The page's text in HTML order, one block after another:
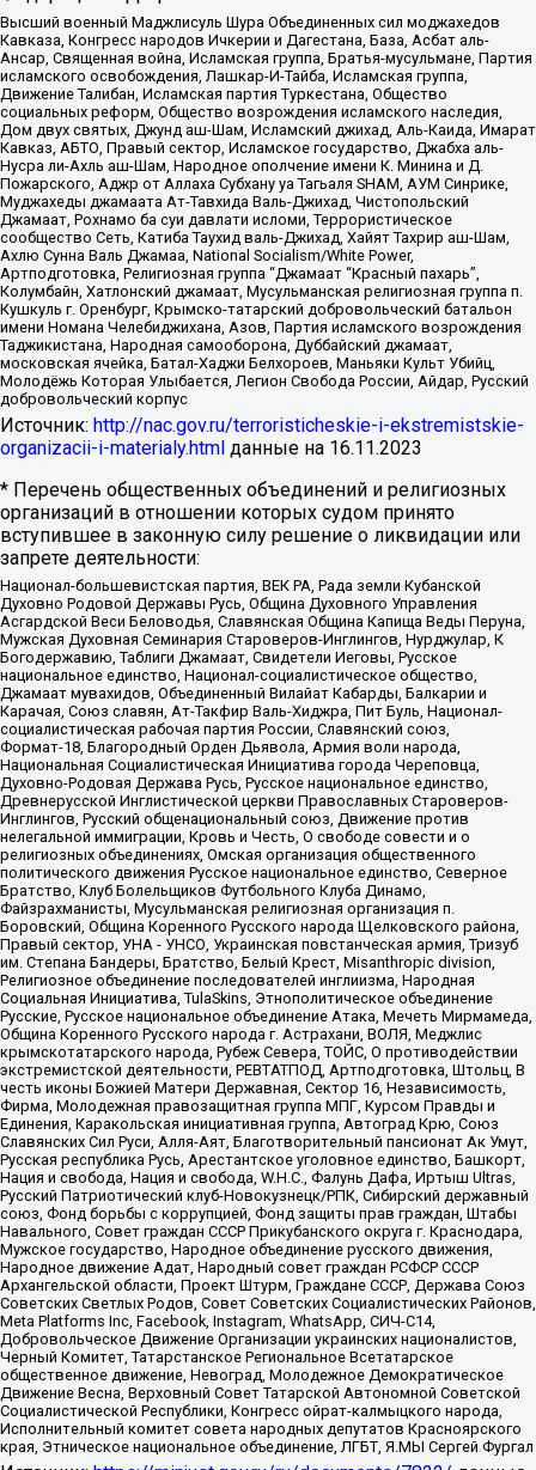
Высший военный Маджлисуль Шура Объединенных сил моджахедов
Кавказа, Конгресс народов Ичкерии и Дагестана, База, Асбат аль-
Ансар, Священная война, Исламская группа, Братья-мусульмане, Партия
исламского освобождения, Лашкар-И-Тайба, Исламская группа,
Движение Талибан, Исламская партия Туркестана, Общество
социальных реформ, Общество возрождения исламского наследия,
Дом двух святых, Джунд аш-Шам, Исламский джихад, Аль-Каида, Имарат
Кавказ, АБТО, Правый сектор, Исламское государство, Джабха аль-
Нусра ли-Ахль аш-Шам, Народное ополчение имени К. Минина и Д.
Пожарского, Аджр от Аллаха Субхану уа Тагьаля SHAM, АУМ Синрике,
Муджахеды джамаата Ат-Тавхида Валь-Джихад, Чистопольский
Джамаат, Рохнамо ба суи давлати исломи, Террористическое
сообщество Сеть, Катиба Таухид валь-Джихад, Хайят Тахрир аш-Шам,
Ахлю Сунна Валь Джамаа, National Socialism/White Power,
Артподготовка, Религиозная группа “Джамаат “Красный пахарь”,
Колумбайн, Хатлонский джамаат, Мусульманская религиозная группа п.
Кушкуль г. Оренбург, Крымско-татарский добровольческий батальон
имени Номана Челебиджихана, Азов, Партия исламского возрождения
Таджикистана, Народная самооборона, Дуббайский джамаат,
московская ячейка, Батал-Хаджи Белхороев, Маньяки Культ Убийц,
Молодёжь Которая Улыбается, Легион Свобода России, Айдар, Русский
добровольческий корпус
Источник: http://nac.gov.ru/terroristicheskie-i-ekstremistskie-
organizacii-i-materialy.html данные на 16.11.2023
* Перечень общественных объединений и религиозных
организаций в отношении которых судом принято
вступившее в законную силу решение о ликвидации или
запрете деятельности:
Национал-большевистская партия, ВЕК РА, Рада земли Кубанской
Духовно Родовой Державы Русь, Община Духовного Управления
Асгардской Веси Беловодья, Славянская Община Капища Веды Перуна,
Мужская Духовная Семинария Староверов-Инглингов, Нурджулар, К
Богодержавию, Таблиги Джамаат, Свидетели Иеговы, Русское
национальное единство, Национал-социалистическое общество,
Джамаат мувахидов, Объединенный Вилайат Кабарды, Балкарии и
Карачая, Союз славян, Ат-Такфир Валь-Хиджра, Пит Буль, Национал-
социалистическая рабочая партия России, Славянский союз,
Формат-18, Благородный Орден Дьявола, Армия воли народа,
Национальная Социалистическая Инициатива города Череповца,
Духовно-Родовая Держава Русь, Русское национальное единство,
Древнерусской Инглистической церкви Православных Староверов-
Инглингов, Русский общенациональный союз, Движение против
нелегальной иммиграции, Кровь и Честь, О свободе совести и о
религиозных объединениях, Омская организация общественного
политического движения Русское национальное единство, Северное
Братство, Клуб Болельщиков Футбольного Клуба Динамо,
Файзрахманисты, Мусульманская религиозная организация п.
Боровский, Община Коренного Русского народа Щелковского района,
Правый сектор, УНА - УНСО, Украинская повстанческая армия, Тризуб
им. Степана Бандеры, Братство, Белый Крест, Misanthropic division,
Религиозное объединение последователей инглиизма, Народная
Социальная Инициатива, TulaSkins, Этнополитическое объединение
Русские, Русское национальное объединение Атака, Мечеть Мирмамеда,
Община Коренного Русского народа г. Астрахани, ВОЛЯ, Меджлис
крымскотатарского народа, Рубеж Севера, ТОЙС, О противодействии
экстремистской деятельности, РЕВТАТПОД, Артподготовка, Штольц, В
честь иконы Божией Матери Державная, Сектор 16, Независимость,
Фирма, Молодежная правозащитная группа МПГ, Курсом Правды и
Единения, Каракольская инициативная группа, Автоград Крю, Союз
Славянских Сил Руси, Алля-Аят, Благотворительный пансионат Ак Умут,
Русская республика Русь, Арестантское уголовное единство, Башкорт,
Нация и свобода, Нация и свобода, W.H.С., Фалунь Дафа, Иртыш Ultras,
Русский Патриотический клуб-Новокузнецк/РПК, Сибирский державный
союз, Фонд борьбы с коррупцией, Фонд защиты прав граждан, Штабы
Навального, Совет граждан СССР Прикубанского округа г. Краснодара,
Мужское государство, Народное объединение русского движения,
Народное движение Адат, Народный совет граждан РСФСР СССР
Архангельской области, Проект Штурм, Граждане СССР, Держава Союз
Советских Светлых Родов, Совет Советских Социалистических Районов,
Meta Platforms Inc, Facebook, Instagram, WhatsApp, СИЧ-С14,
Добровольческое Движение Организации украинских националистов,
Черный Комитет, Татарстанское Региональное Всетатарское
общественное движение, Невоград, Молодежное Демократическое
Движение Весна, Верховный Совет Татарской Автономной Советской
Социалистической Республики, Конгресс ойрат-калмыцкого народа,
Исполнительный комитет совета народных депутатов Красноярского
края, Этническое национальное объединение, ЛГБТ, Я.МЫ Сергей Фургал